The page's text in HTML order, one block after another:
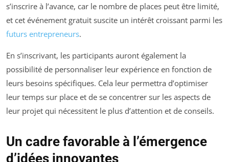
s’inscrire à l’avance, car le nombre de places peut être limité,
et cet événement gratuit suscite un intérêt croissant parmi les
futurs entrepreneurs.
En s’inscrivant, les participants auront également la
possibilité de personnaliser leur expérience en fonction de
leurs besoins spécifiques. Cela leur permettra d’optimiser
leur temps sur place et de se concentrer sur les aspects de
leur projet qui nécessitent le plus d’attention et de conseils.
Un cadre favorable à l’émergence
d’idées innovantes